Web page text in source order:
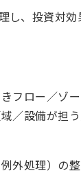
、投資対効
フロー／ゾ
／設備が担う
外処理）の